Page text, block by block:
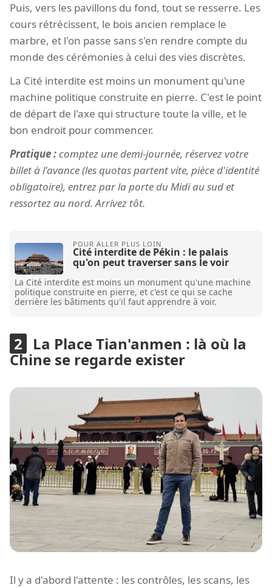
Puis, vers les pavillons du fond, tout se resserre. Les
cours rétrécissent, le bois ancien remplace le
marbre, et l'on passe sans s'en rendre compte du
monde des cérémonies à celui des vies discrètes.
La Cité interdite est moins un monument qu'une
machine politique construite en pierre. C'est le point
de départ de l'axe qui structure toute la ville, et le
bon endroit pour commencer.
Pratique :comptez une demi-journée, réservez votre
billet à l'avance (les quotas partent vite, pièce d'identité
obligatoire), entrez par la porte du Midi au sud et
ressortez au nord. Arrivez tôt.
Cité interdite de Pékin : le palais
qu'on peut traverser sans le voir
La Cité interdite est moins un monument qu'une machine
politique construite en pierre, et c'est ce qui se cache
derrière les bâtiments qu'il faut apprendre à voir.
La Place Tian'anmen : là où la
Chine se regarde exister
Il y a d'abord l'attente : les contrôles, les scans, les